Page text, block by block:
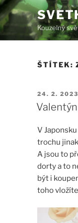
Přejít
k
obsahu
webu
Kouzelný
ŠTÍTEK:
24. 2. 2023
V
trochu
A jsou to
dorty a to
být i
toho